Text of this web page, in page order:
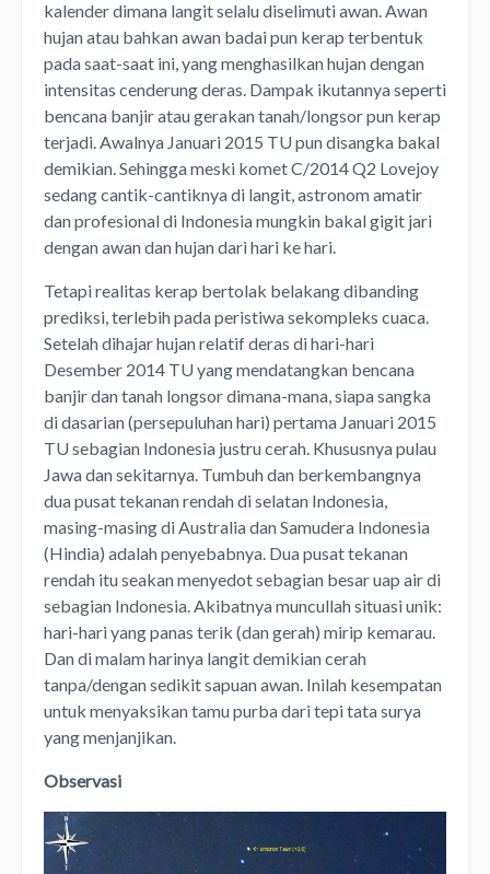
kalender dimana langit selalu diselimuti awan. Awan
hujan atau bahkan awan badai pun kerap terbentuk
pada saat-saat ini, yang menghasilkan hujan dengan
intensitas cenderung deras. Dampak ikutannya seperti
bencana banjir atau gerakan tanah/longsor pun kerap
terjadi. Awalnya Januari 2015 TU pun disangka bakal
demikian. Sehingga meski komet C/2014 Q2 Lovejoy
sedang cantik-cantiknya di langit, astronom amatir
dan profesional di Indonesia mungkin bakal gigit jari
dengan awan dan hujan dari hari ke hari.
Tetapi realitas kerap bertolak belakang dibanding
prediksi, terlebih pada peristiwa sekompleks cuaca.
Setelah dihajar hujan relatif deras di hari-hari
Desember 2014 TU yang mendatangkan bencana
banjir dan tanah longsor dimana-mana, siapa sangka
di dasarian (persepuluhan hari) pertama Januari 2015
TU sebagian Indonesia justru cerah. Khususnya pulau
Jawa dan sekitarnya. Tumbuh dan berkembangnya
dua pusat tekanan rendah di selatan Indonesia,
masing-masing di Australia dan Samudera Indonesia
(Hindia) adalah penyebabnya. Dua pusat tekanan
rendah itu seakan menyedot sebagian besar uap air di
sebagian Indonesia. Akibatnya muncullah situasi unik:
hari-hari yang panas terik (dan gerah) mirip kemarau.
Dan di malam harinya langit demikian cerah
tanpa/dengan sedikit sapuan awan. Inilah kesempatan
untuk menyaksikan tamu purba dari tepi tata surya
yang menjanjikan.
Observasi